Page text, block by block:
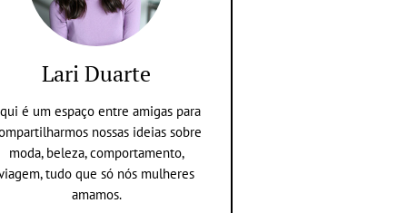
Lari Duarte
é um espaço entre amigas para
nossas ideias sobre
moda, beleza, comportamento,
tudo que só nós mulheres
amamos.